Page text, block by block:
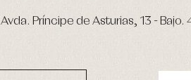
Avda. Príncipe de Asturias, 13 - Bajo.